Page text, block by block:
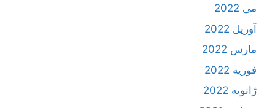
می 2022
آوریل 2022
مارس 2022
فوریه 2022
ژانویه 2022